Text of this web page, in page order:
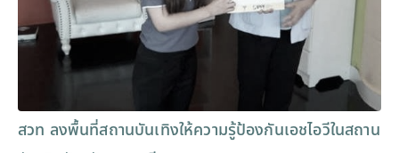
สวท ลงพื้นที่สถานบันเทิงให้ความรู้ป้องกันเอชไอวีในสถาน